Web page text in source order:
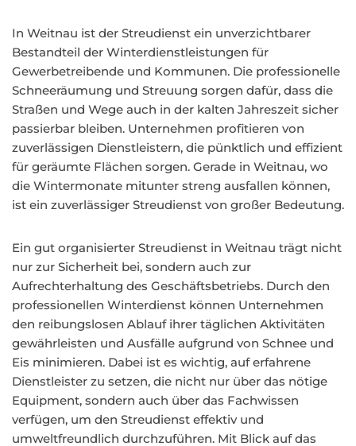
In Weitnau ist der Streudienst ein unverzichtbarer
Bestandteil der Winterdienstleistungen für
Gewerbetreibende und Kommunen. Die professionelle
Schneeräumung und Streuung sorgen dafür, dass die
Straßen und Wege auch in der kalten Jahreszeit sicher
passierbar bleiben. Unternehmen profitieren von
zuverlässigen Dienstleistern, die pünktlich und effizient
für geräumte Flächen sorgen. Gerade in Weitnau, wo
die Wintermonate mitunter streng ausfallen können,
ist ein zuverlässiger Streudienst von großer Bedeutung.
Ein gut organisierter Streudienst in Weitnau trägt nicht
nur zur Sicherheit bei, sondern auch zur
Aufrechterhaltung des Geschäftsbetriebs. Durch den
professionellen Winterdienst können Unternehmen
den reibungslosen Ablauf ihrer täglichen Aktivitäten
gewährleisten und Ausfälle aufgrund von Schnee und
Eis minimieren. Dabei ist es wichtig, auf erfahrene
Dienstleister zu setzen, die nicht nur über das nötige
Equipment, sondern auch über das Fachwissen
verfügen, um den Streudienst effektiv und
umweltfreundlich durchzuführen. Mit Blick auf das